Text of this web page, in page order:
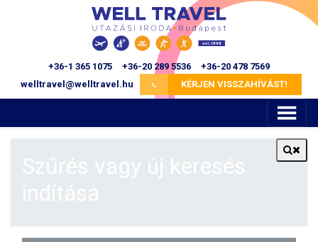
+36-1 365 1075 +36-20 289 5536
+36-20 478 7569
KÉRJEN VISSZAHÍVÁST!